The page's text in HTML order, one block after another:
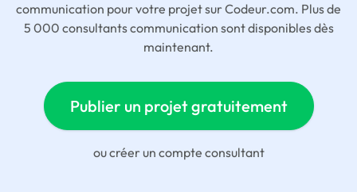
communication pour votre projet sur Codeur.com. Plus de
5 000 consultants communication sont disponibles dès
maintenant.
Publier un projet gratuitement
oucréer un compte consultant